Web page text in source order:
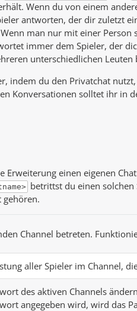
Wenn du von einem
antworten, der dir zuletzt
man nur mit einer Person
immer dem Spieler, der
unterschiedlichen Leuten
indem du den Privatchat
Konversationen solltet ihr in
Erweiterung einen eigenen
betrittst du einen solchen
gehören.
Channel betreten.
aller Spieler im Channel,
des aktiven Channels
angegeben wird, wird das